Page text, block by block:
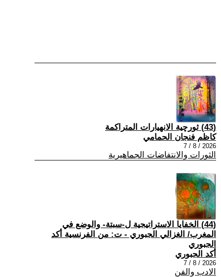
(43) ثورچية الانهيارات المتراكمة
كاظم فنجان الحمامي
2026 / 8 / 7
الثورات والانتفاضات الجماهيرية
(44) الخفايا الاستراتيجية ل-سبتة- والوضع في
المغرب/ الغزالي الجبوري - ت: من الفرنسية أكد
الجبوري
أكد الجبوري
2026 / 8 / 7
الادب والفن